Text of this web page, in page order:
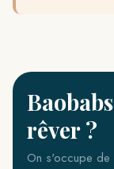
rêver ?
On s'occupe